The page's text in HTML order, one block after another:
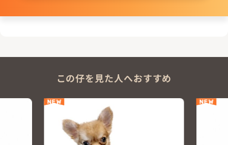
この仔を見た人へおすすめ
NEW NEW